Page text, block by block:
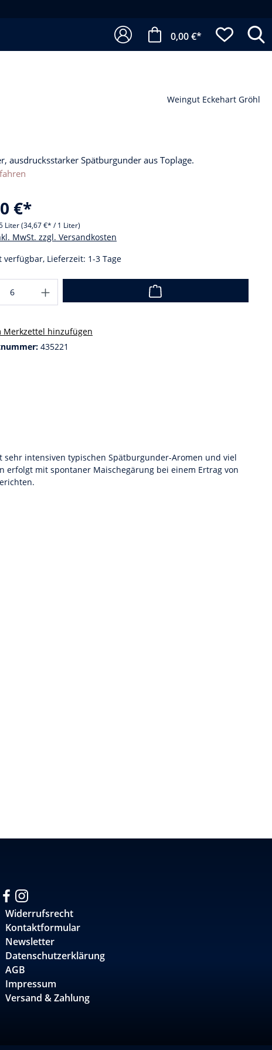
0,00 €*
Weingut Eckehart Gröhl
ausdrucksstarker Spätburgunder aus Toplage.
€*
Liter(34,67 €* / 1 Liter)
MwSt. zzgl. Versandkosten
verfügbar, Lieferzeit: 1-3 Tage
Merkzettel hinzufügen
435221
intensiven typischen Spätburgunder-Aromen und viel
erfolgt mit spontaner Maischegärung bei einem Ertrag von
Widerrufsrecht
Kontaktformular
Newsletter
Datenschutzerklärung
AGB
Impressum
Versand & Zahlung